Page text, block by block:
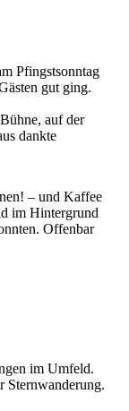
Pfingstsonntag
gut ging.
auf der
dankte
– und Kaffee
im Hintergrund
Offenbar
im Umfeld.
Sternwanderung.